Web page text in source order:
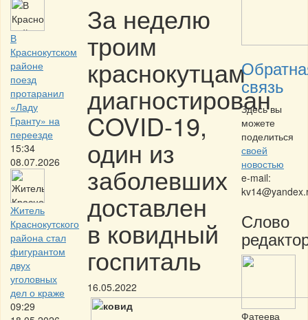
В
Краснокутском
районе
поезд
протаранил
«Ладу
Гранту» на
переезде
15:34
08.07.2026
Житель
Краснокутского
района стал
фигурантом
двух
уголовных
дел о краже
09:29
За неделю
троим
краснокутцам
диагностирован
COVID-19,
один из
заболевших
доставлен
в ковидный
госпиталь
16.05.2022
связь
Здесь вы
можете
поделиться
своей
новостью
e-mail:
Слово
Фатеева